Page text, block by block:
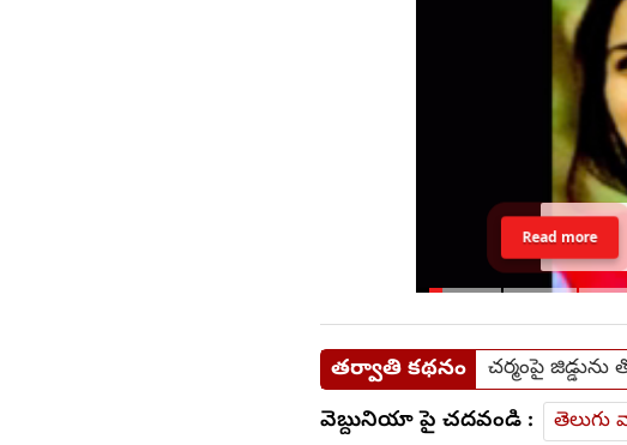
Read more
తర్వాతి కథనం చర్మంపై
వెబ్దునియా పై చదవండి : తెలుగు